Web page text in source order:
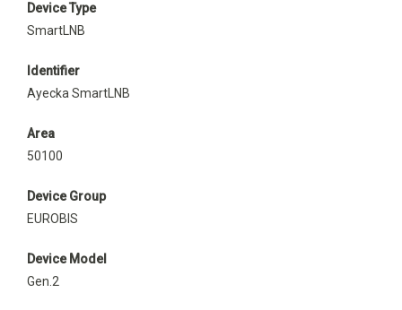
Device Type
SmartLNB
Identifier
Ayecka SmartLNB
Area
50100
Device Group
EUROBIS
Device Model
Gen.2